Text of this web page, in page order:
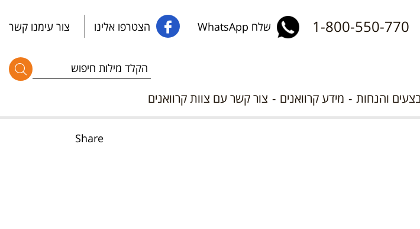
שלח WhatsApp הצטרפו אלינו צור עימנו קשר
והנחות מידע קרוואנים צור קשר עם צוות קרוואנים
Share